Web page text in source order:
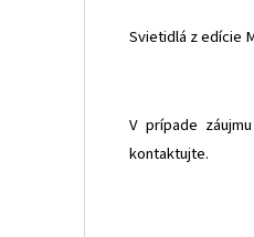
Svietidlá z edície
V prípade
kontaktujte.